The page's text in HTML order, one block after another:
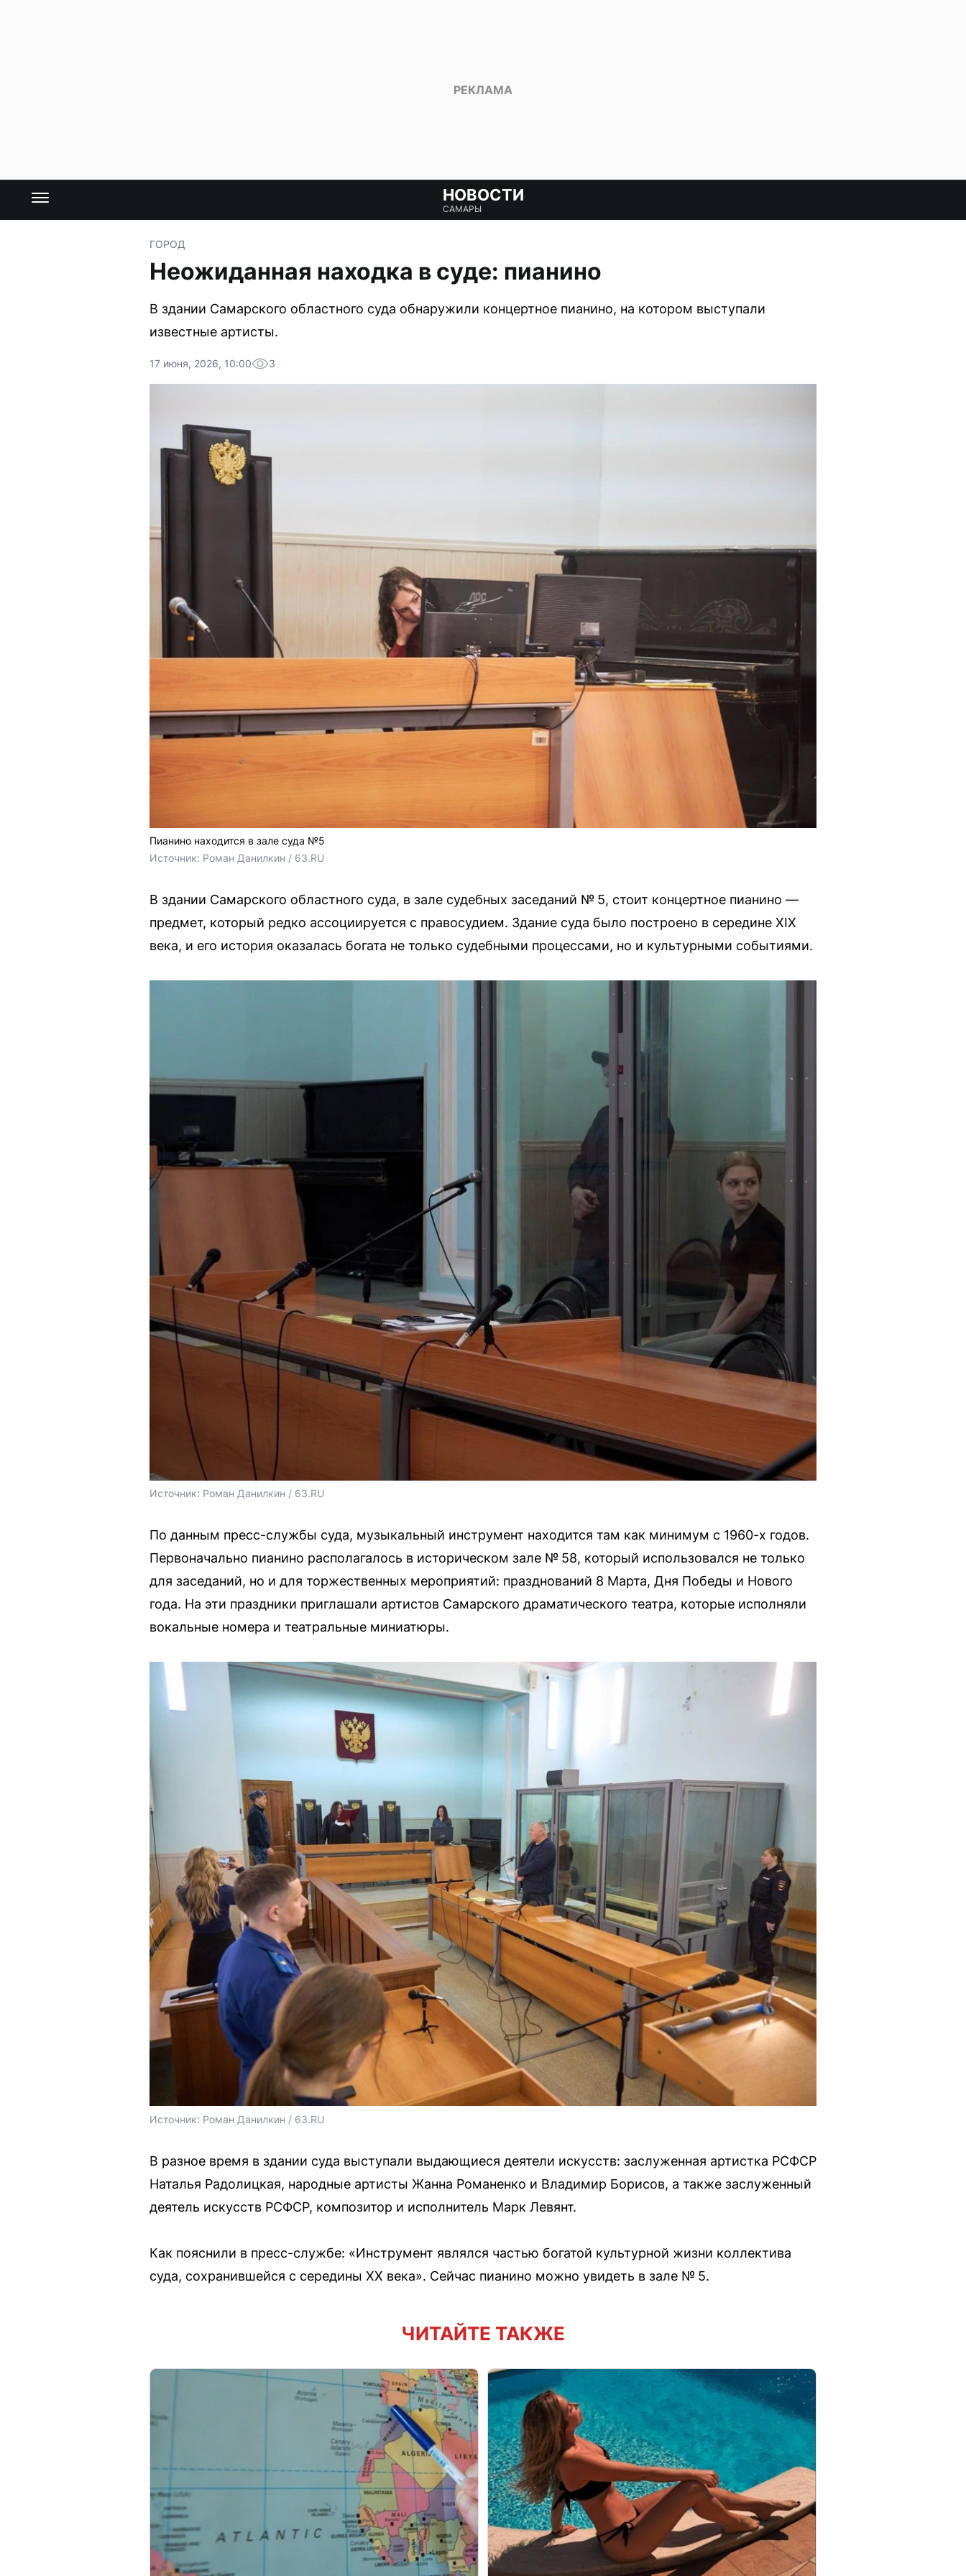
НОВОСТИ
САМАРЫ
ГОРОД
Неожиданная находка в суде: пианино
В здании Самарского областного суда обнаружили концертное пианино, на котором выступали
известные артисты.
17 июня, 2026, 10:00 3
Пианино находится в зале суда №5
Источник: Роман Данилкин / 63.RU
В здании Самарского областного суда, в зале судебных заседаний № 5, стоит концертное пианино —
предмет, который редко ассоциируется с правосудием. Здание суда было построено в середине XIX
века, и его история оказалась богата не только судебными процессами, но и культурными событиями.
Источник: Роман Данилкин / 63.RU
По данным пресс-службы суда, музыкальный инструмент находится там как минимум с 1960-х годов.
Первоначально пианино располагалось в историческом зале № 58, который использовался не только
для заседаний, но и для торжественных мероприятий: празднований 8 Марта, Дня Победы и Нового
года. На эти праздники приглашали артистов Самарского драматического театра, которые исполняли
вокальные номера и театральные миниатюры.
Источник: Роман Данилкин / 63.RU
В разное время в здании суда выступали выдающиеся деятели искусств: заслуженная артистка РСФСР
Наталья Радолицкая, народные артисты Жанна Романенко и Владимир Борисов, а также заслуженный
деятель искусств РСФСР, композитор и исполнитель Марк Левянт.
Как пояснили в пресс-службе: «Инструмент являлся частью богатой культурной жизни коллектива
суда, сохранившейся с середины XX века». Сейчас пианино можно увидеть в зале № 5.
ЧИТАЙТЕ ТАКЖЕ